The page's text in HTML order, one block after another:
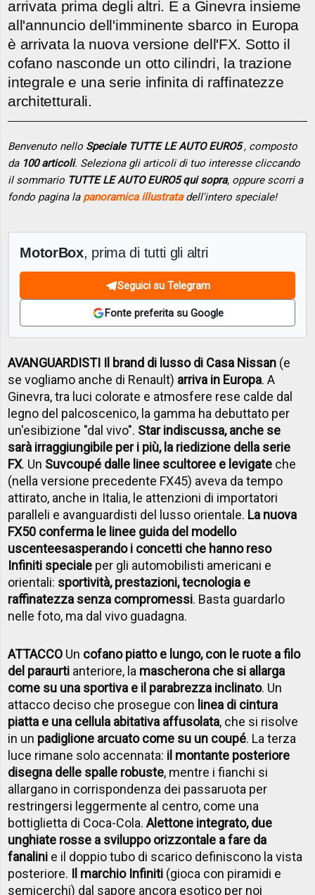
arrivata prima degli altri. E a Ginevra insieme
all'annuncio dell'imminente sbarco in Europa
è arrivata la nuova versione dell'FX. Sotto il
cofano nasconde un otto cilindri, la trazione
integrale e una serie infinita di raffinatezze
architetturali.
Benvenuto nello Speciale TUTTE LE AUTO EURO5, composto
da 100 articoli. Seleziona gli articoli di tuo interesse cliccando
il sommario TUTTE LE AUTO EURO5 qui sopra, oppure scorri a
fondo pagina la panoramica illustratadell'intero speciale!
MotorBox, prima di tutti gli altri
Seguici su Telegram
Fonte preferita su Google
AVANGUARDISTI Il brand di lusso di Casa Nissan (e
se vogliamo anche di Renault) arriva in Europa. A
Ginevra, tra luci colorate e atmosfere rese calde dal
legno del palcoscenico, la gamma ha debuttato per
un'esibizione "dal vivo". Star indiscussa, anche se
sarà irraggiungibile per i più, la riedizione della serie
FX. Un Suvcoupé dalle linee scultoree e levigate che
(nella versione precedente FX45) aveva da tempo
attirato, anche in Italia, le attenzioni di importatori
paralleli e avanguardisti del lusso orientale. La nuova
FX50 conferma le linee guida del modello
uscenteesasperando i concetti che hanno reso
Infiniti speciale per gli automobilisti americani e
orientali: sportività, prestazioni, tecnologia e
raffinatezza senza compromessi. Basta guardarlo
nelle foto, ma dal vivo guadagna.
ATTACCO Un cofano piatto e lungo, con le ruote a filo
del paraurti anteriore, la mascherona che si allarga
come su una sportiva e il parabrezza inclinato. Un
attacco deciso che prosegue con linea di cintura
piatta e una cellula abitativa affusolata, che si risolve
in un padiglione arcuato come su un coupé. La terza
luce rimane solo accennata: il montante posteriore
disegna delle spalle robuste, mentre i fianchi si
allargano in corrispondenza dei passaruota per
restringersi leggermente al centro, come una
bottiglietta di Coca-Cola.Alettone integrato, due
unghiate rosse a sviluppo orizzontale a fare da
fanalini e il doppio tubo di scarico definiscono la vista
posteriore. Il marchio Infiniti (gioca con piramidi e
semicerchi) dal sapore ancora esotico per noi